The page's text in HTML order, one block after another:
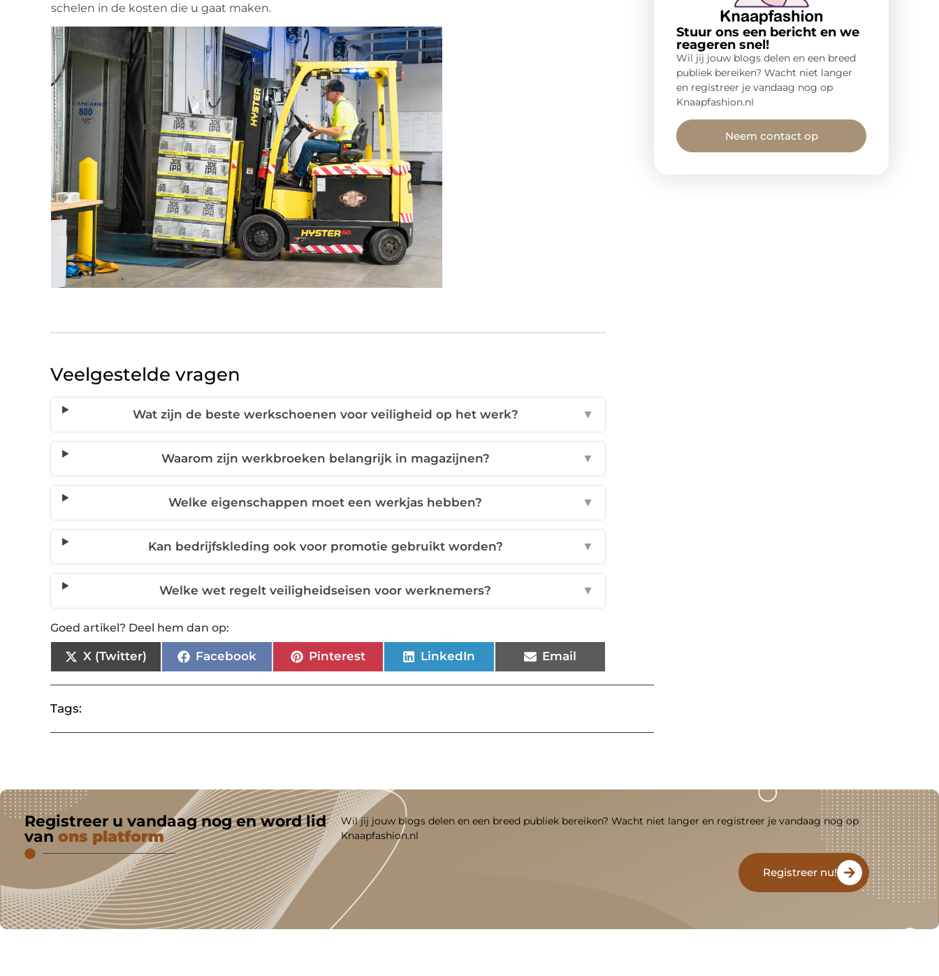
schelen in de kosten die u gaat maken.
Veelgestelde vragen
Wat zijn de beste werkschoenen voor veiligheid op het werk? ▼
Waarom zijn werkbroeken belangrijk in magazijnen? ▼
Welke eigenschappen moet een werkjas hebben? ▼
Kan bedrijfskleding ook voor promotie gebruikt worden? ▼
Welke wet regelt veiligheidseisen voor werknemers? ▼
Goed artikel? Deel hem dan op:
X (Twitter) Facebook Pinterest LinkedIn Email
Tags:
Stuur ons een bericht en we
reageren snel!
Wil jij jouw blogs delen en een breed
publiek bereiken? Wacht niet langer
en registreer je vandaag nog op
Knaapfashion.nl
Neem contact op
Registreer u vandaag nog en word lid
van ons platform
Wil jij jouw blogs delen en een breed publiek bereiken? Wacht niet langer en registreer je vandaag nog op
Knaapfashion.nl
Registreer nu!